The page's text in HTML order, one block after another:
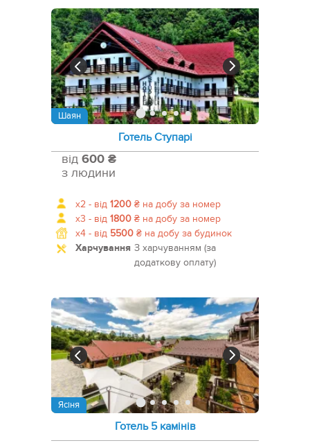
Шаян
Готель Ступарі
від 600 ₴
з людини
x2 - від 1200 ₴ на добу за номер
x3 - від 1800 ₴ на добу за номер
x4 - від 5500 ₴ на добу за будинок
Харчування З харчуванням (за
додаткову оплату)
Ясіня
Готель 5 камінів